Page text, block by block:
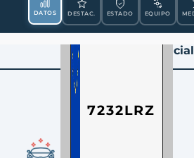
DATOS DESTAC. ESTADO EQUIPO
Datos
7232LRZ